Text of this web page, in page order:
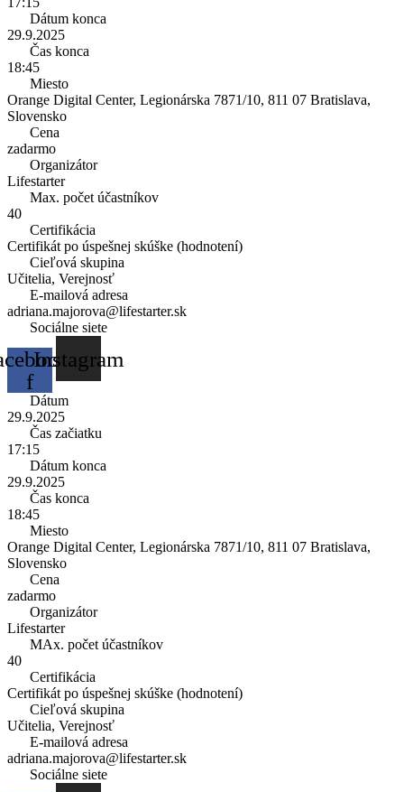
Dátum konca
29.9.2025
Čas konca
18:45
Miesto
Orange Digital Center, Legionárska 7871/10, 811 07 Bratislava,
Slovensko
Cena
zadarmo
Organizátor
Lifestarter
Max. počet účastníkov
40
Certifikácia
Certifikát po úspešnej skúške (hodnotení)
Cieľová skupina
Učitelia, Verejnosť
E-mailová adresa
adriana.majorova@lifestarter.sk
Sociálne siete
f
Instagram
Dátum
29.9.2025
Čas začiatku
17:15
Dátum konca
29.9.2025
Čas konca
18:45
Miesto
Orange Digital Center, Legionárska 7871/10, 811 07 Bratislava,
Slovensko
Cena
zadarmo
Organizátor
Lifestarter
MAx. počet účastníkov
40
Certifikácia
Certifikát po úspešnej skúške (hodnotení)
Cieľová skupina
Učitelia, Verejnosť
E-mailová adresa
adriana.majorova@lifestarter.sk
Sociálne siete